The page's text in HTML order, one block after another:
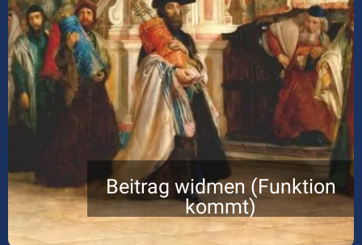
Beitrag widmen (Funktion
kommt)